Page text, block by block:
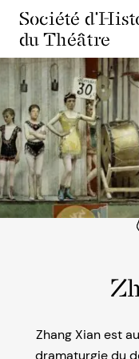
Société
du Théâtre
Zhang Xian est
dramaturgie du